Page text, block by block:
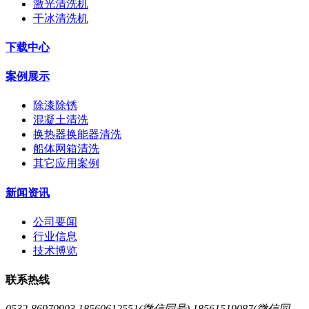
激光清洗机
干冰清洗机
下载中心
案例展示
除漆除锈
混凝土清洗
换热器换能器清洗
船体网箱清洗
其它应用案例
新闻资讯
公司要闻
行业信息
技术博览
联系热线